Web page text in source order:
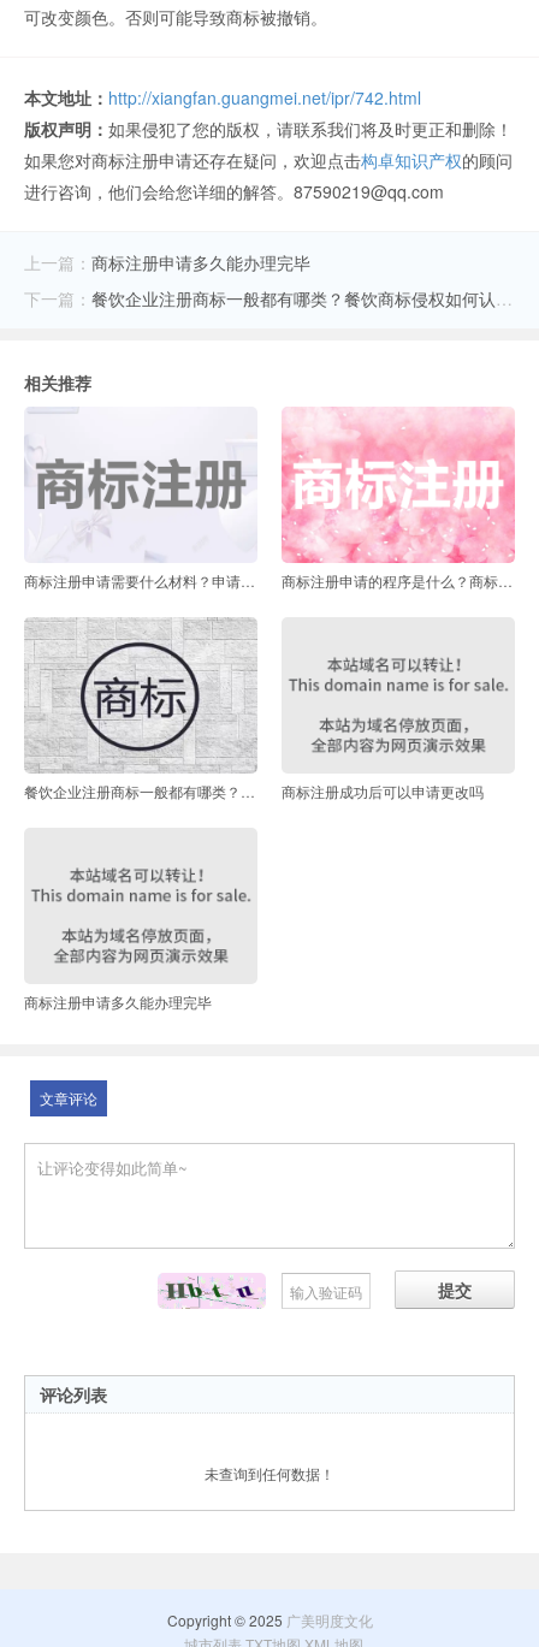
可改变颜色。否则可能导致商标被撤销。
本文地址： http://xiangfan.guangmei.net/ipr/742.html
版权声明： 如果侵犯了您的版权，请联系我们将及时更正和删除！
如果您对商标注册申请还存在疑问，欢迎点击构卓知识产权的顾问
进行咨询，他们会给您详细的解答。87590219@qq.com
上一篇： 商标注册申请多久能办理完毕
下一篇： 餐饮企业注册商标一般都有哪类？餐饮商标侵权如何认定？
相关推荐
商标注册申请需要什么材料？申请商标需要多长时间？ 商标注册申请的程序是什么？商标注册需要提供哪些资料？
餐饮企业注册商标一般都有哪类？餐饮商标侵权如何认定？ 商标注册成功后可以申请更改吗
商标注册申请多久能办理完毕
文章评论
提交
评论列表
未查询到任何数据！
Copyright © 2025 广美明度文化